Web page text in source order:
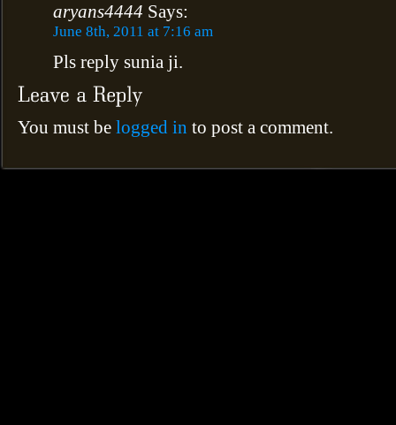
aryans4444 Says:
June 8th, 2011 at 7:16 am
Pls reply sunia ji.
You must be logged in to post a comment.